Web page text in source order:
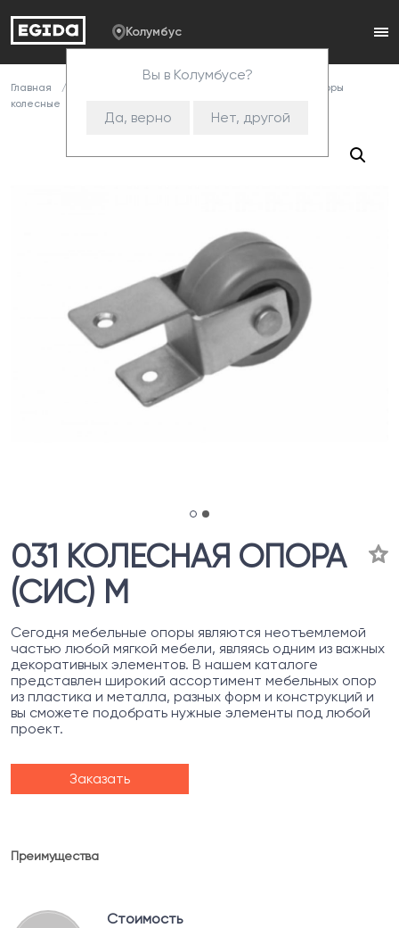
Колумбус
Вы в Колумбусе?
Да, верно Нет, другой
Главная
Опоры
колесные
031 КОЛЕСНАЯ ОПОРА
(СИС) М
Сегодня мебельные опоры являются неотъемлемой
частью любой мягкой мебели, являясь одним из важных
декоративных элементов. В нашем каталоге
представлен широкий ассортимент мебельных опор
из пластика и металла, разных форм и конструкций и
вы сможете подобрать нужные элементы под любой
проект.
Заказать
Преимущества
Стоимость